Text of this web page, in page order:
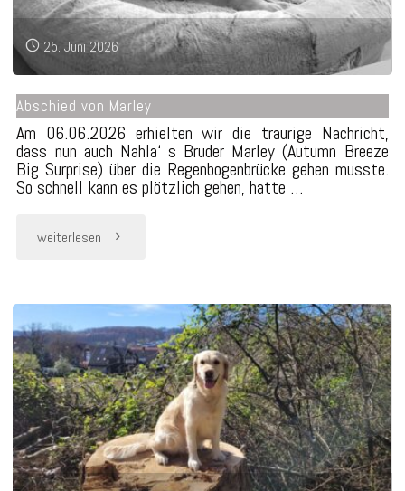
25. Juni 2026
Abschied von Marley
Am 06.06.2026 erhielten wir die traurige Nachricht,
dass nun auch Nahla‘ s Bruder Marley (Autumn Breeze
Big Surprise) über die Regenbogenbrücke gehen musste.
So schnell kann es plötzlich gehen, hatte …
weiterlesen "Abschied
Marley"